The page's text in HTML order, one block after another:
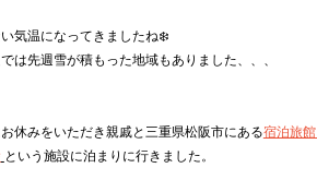
気温になってきましたね❄️
は先週雪が積もった地域もありました、、、
休みをいただき親戚と三重県松阪市にある宿泊旅
という施設に泊まりに行きました。